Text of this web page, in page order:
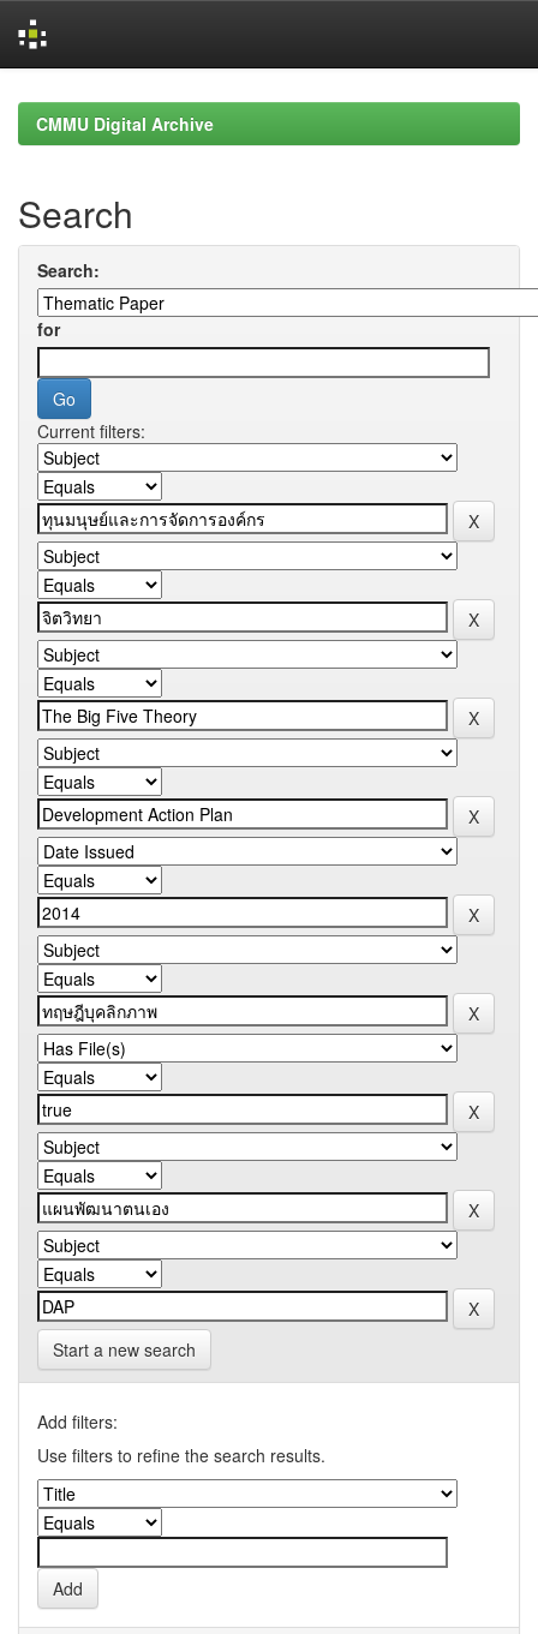
navigationCMMU Digital Archive
Search
Search:
for
Current filters:
Start a new search
Add filters:
Use filters to refine the search results.